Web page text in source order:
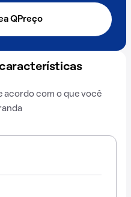
QPreço
acordo com o que você